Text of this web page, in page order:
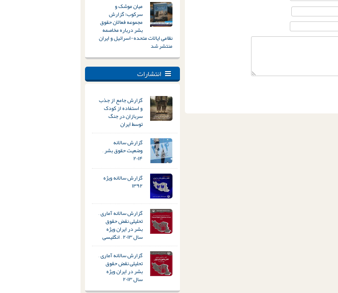
میان موشک و
سرکوب؛ گزارش
مجموعه فعالان حقوق
بشر درباره مخاصمه
نظامی ایالات متحده-اسرائیل و ایران
منتشر شد
انتشارات
گزارش جامع از جذب
و استفاده از کودک
سربازان در جنگ
توسط ایران
گزارش سالانه
وضعیت حقوق بشر –
۲۰۱۴
گزارش سالانه ویژه
۱۳۹۲
گزارش سالانه آماری –
تحلیلی نقض حقوق
بشر در ایران ویژه
سال ۲۰۱۳ – انگلیسی
گزارش سالانه آماری –
تحلیلی نقض حقوق
بشر در ایران ویژه
سال ۲۰۱۳